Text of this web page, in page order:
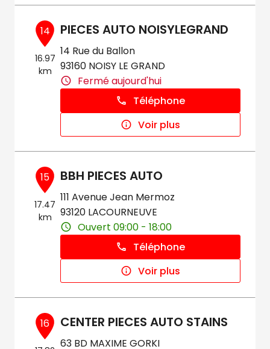
14
16.97
km
PIECES AUTO NOISYLEGRAND
14 Rue du Ballon
93160 NOISY LE GRAND
Fermé aujourd'hui
Téléphone
Voir plus
15
17.47
km
BBH PIECES AUTO
111 Avenue Jean Mermoz
93120 LACOURNEUVE
Ouvert 09:00 - 18:00
Téléphone
Voir plus
16 CENTER PIECES AUTO STAINS
63 BD MAXIME GORKI